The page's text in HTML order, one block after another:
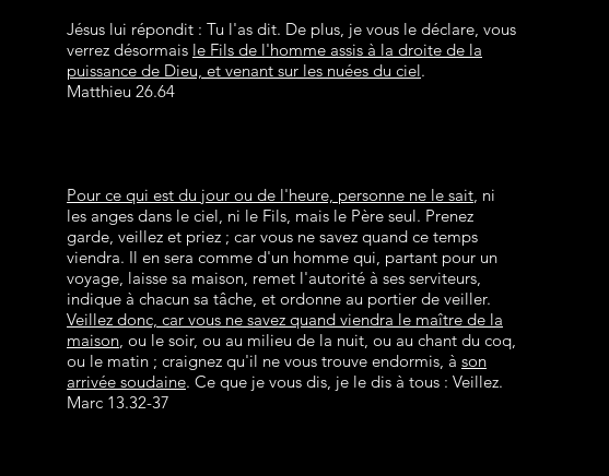
Jésus lui répondit : Tu l'as dit. De plus, je vous le déclare, vous
verrez désormais le Fils de l'homme assis à la droite de la
puissance de Dieu, et venant sur les nuées du ciel.
Matthieu 26.64
Pour ce qui est du jour ou de l'heure, personne ne le sait, ni
les anges dans le ciel, ni le Fils, mais le Père seul. Prenez
garde, veillez et priez ; car vous ne savez quand ce temps
viendra. Il en sera comme d'un homme qui, partant pour un
voyage, laisse sa maison, remet l'autorité à ses serviteurs,
indique à chacun sa tâche, et ordonne au portier de veiller.
Veillez donc, car vous ne savez quand viendra le maître de la
maison, ou le soir, ou au milieu de la nuit, ou au chant du coq,
ou le matin ; craignez qu'il ne vous trouve endormis, à son
arrivée soudaine. Ce que je vous dis, je le dis à tous : Veillez.
Marc 13.32-37